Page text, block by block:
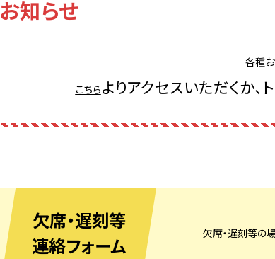
お知らせ
各種お
こちらよりアクセスいただくか、
欠席・遅刻等
連絡フォーム
欠席・遅刻等の